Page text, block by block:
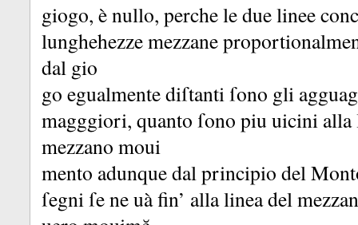
giogo, è nullo, perche le due linee
lunghehezze mezzane
dal gio
go egualmente diſtanti ſono gli
magggiori, quanto ſono piu uicini
mezzano moui
mento adunque dal principio del
ſegni ſe ne uà fin’ alla linea del